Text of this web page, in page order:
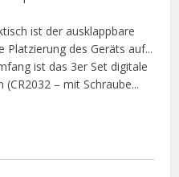
ist der ausklappbare
Platzierung des Geräts auf...
ist das 3er Set digitale
– mit Schraube...